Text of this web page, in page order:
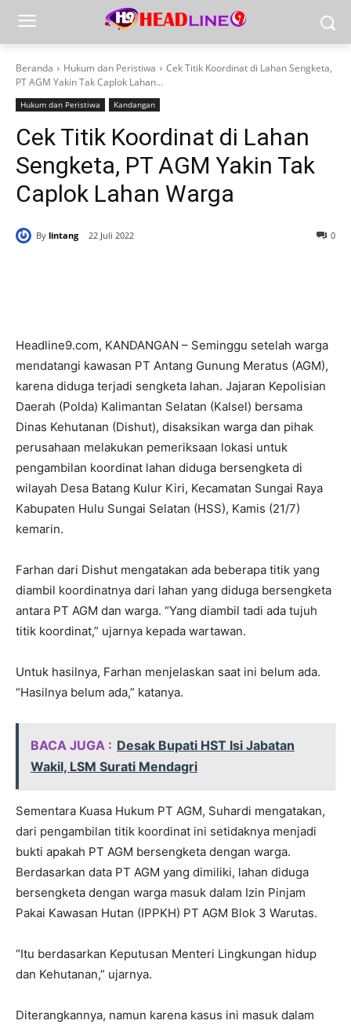
Beranda Hukum dan Peristiwa
Cek Titik Koordinat di Lahan Sengketa,
PT AGM Yakin Tak Caplok Lahan...
Hukum dan Peristiwa Kandangan
Cek Titik Koordinat di Lahan
Sengketa, PT AGM Yakin Tak
Caplok Lahan Warga
By lintang 22 Juli 2022 0
Headline9.com, KANDANGAN – Seminggu setelah warga
mendatangi kawasan PT Antang Gunung Meratus (AGM),
karena diduga terjadi sengketa lahan. Jajaran Kepolisian
Daerah (Polda) Kalimantan Selatan (Kalsel) bersama
Dinas Kehutanan (Dishut), disaksikan warga dan pihak
perusahaan melakukan pemeriksaan lokasi untuk
pengambilan koordinat lahan diduga bersengketa di
wilayah Desa Batang Kulur Kiri, Kecamatan Sungai Raya
Kabupaten Hulu Sungai Selatan (HSS), Kamis (21/7)
kemarin.
Farhan dari Dishut mengatakan ada beberapa titik yang
diambil koordinatnya dari lahan yang diduga bersengketa
antara PT AGM dan warga. “Yang diambil tadi ada tujuh
titik koordinat,” ujarnya kepada wartawan.
Untuk hasilnya, Farhan menjelaskan saat ini belum ada.
“Hasilnya belum ada,” katanya.
BACA JUGA : Desak Bupati HST Isi Jabatan
Wakil, LSM Surati Mendagri
Sementara Kuasa Hukum PT AGM, Suhardi mengatakan,
dari pengambilan titik koordinat ini setidaknya menjadi
bukti apakah PT AGM bersengketa dengan warga.
Berdasarkan data PT AGM yang dimiliki, lahan diduga
bersengketa dengan warga masuk dalam Izin Pinjam
Pakai Kawasan Hutan (IPPKH) PT AGM Blok 3 Warutas.
“Itu berdasarkan Keputusan Menteri Lingkungan hidup
dan Kehutanan,” ujarnya.
Diterangkannya, namun karena kasus ini masuk dalam